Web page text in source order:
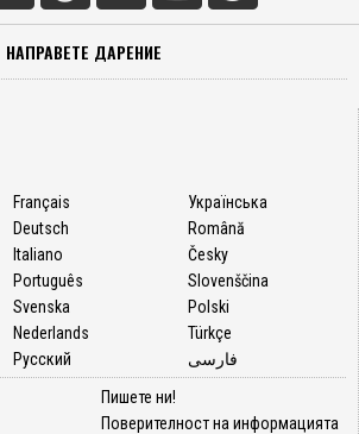
НАПРАВЕТЕ ДАРЕНИЕ
Français
Deutsch
Italiano
Português
Svenska
Nederlands
Русский
Українська
Română
Česky
Slovenščina
Polski
Türkçe
فارسی
Пишете ни!
Поверителност на информацията